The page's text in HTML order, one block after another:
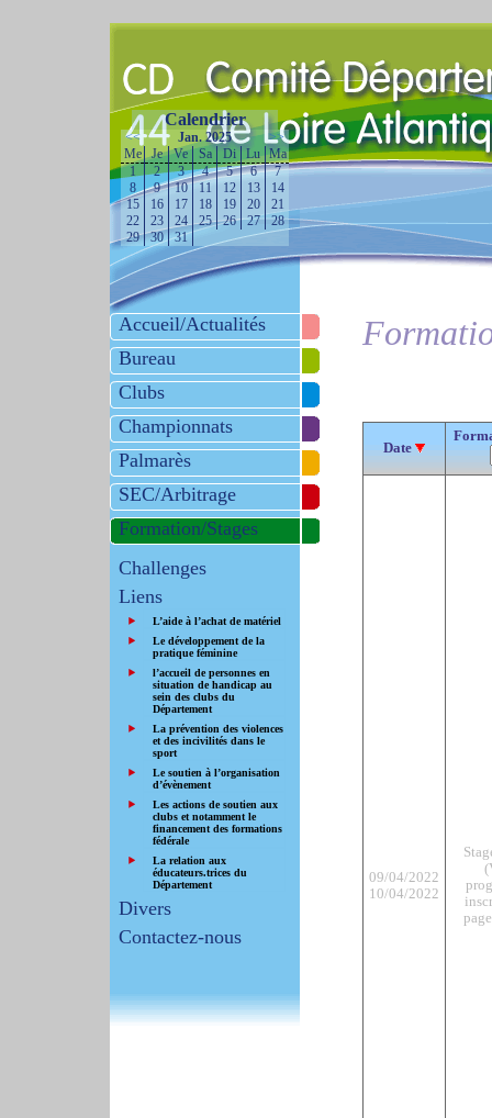
Calendrier
<< Jan. 2025
>>
Me
Je Ve Sa Di Lu Ma
1
2 3 4 5 6
7
8
9 10 11 12 13
14
15
16 17 18 19 20
21
22
23 24 25 26 27
28
29
30 31
Accueil/Actualités
Bureau
Clubs
Championnats
Palmarès
SEC/Arbitrage
Formation/Stages
Challenges
Liens
L’aide à l’achat de matériel
Le développement de la
pratique féminine
l’accueil de personnes en
situation de handicap au
sein des clubs du
Département
La prévention des violences
et des incivilités dans le
sport
Le soutien à l’organisation
d’évènement
Les actions de soutien aux
clubs et notamment le
financement des formations
fédérale
La relation aux
éducateurs.trices du
Département
Divers
Contactez-nous
Date
09/04/2022
10/04/2022